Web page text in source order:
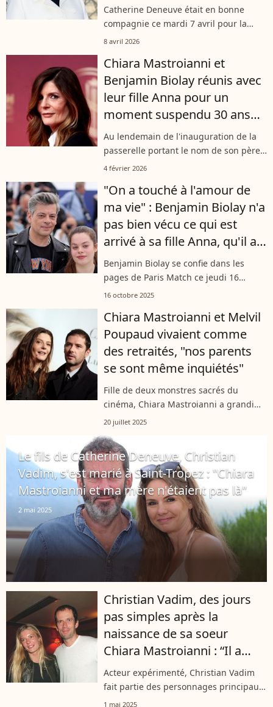
Catherine Deneuve était en bonne
compagnie ce mardi 7 avril pour la
première édition du Prix Antoine
Paris et, pour cette soirée spéciale,
l’actrice...
8 avril 2026
Chiara Mastroianni et
Benjamin Biolay réunis avec
leur fille Anna pour un
moment suspendu 30 ans
après le départ d'un
membre du clan
Au lendemain de l'inauguration de la
passerelle portant le nom de son père
disparu le 19 décembre 1996, Chiara
mémoire de Marcello Mastroianni....
4 février 2026
"On a touché à l'amour de
ma vie" : Benjamin Biolay n'a
pas bien vécu ce qui est
arrivé à sa fille Anna, qu'il a
eue avec Chiara Mastroianni
Benjamin Biolay se confie dans les
pages de Paris Match ce jeudi 16
octobre 2025 sur l’épreuve vécue par sa
protection et tendresse, le chanteur...
16 octobre 2025
Chiara Mastroianni et Melvil
Poupaud vivaient comme
des retraités, "nos parents
se sont même inquiétés"
Fille de deux monstres sacrés du
cinéma, Chiara Mastroianni a grandi
loin des projecteurs. Élevée dans la
école Montessori avant d’intégrer un
établissement...
20 juillet 2025
Le fils de Catherine Deneuve, Christian
Vadim, s'est marié à Saint-Tropez : "Chiara
Mastroianni et ma mère n'étaient pas là"
2 mai 2025
Christian Vadim, des jours
pas simples après la
naissance de sa soeur
Chiara Mastroianni : “Il a
fallu courir avec le landau”
Acteur expérimenté, Christian Vadim
fait partie des personnages principaux
de "Demain nous appartient" depuis
1 mai 2025